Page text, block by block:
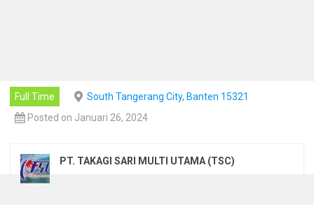
Full Time
South Tangerang City, Banten 15321
Posted on Januari 26, 2024
PT. TAKAGI SARI MULTI UTAMA (TSC)